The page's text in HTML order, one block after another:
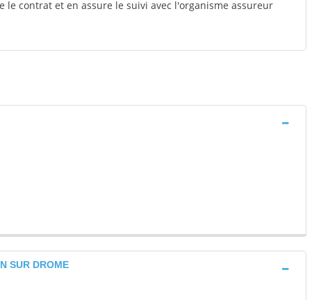
le contrat et en assure le suivi avec l'organisme assureur
SUR DROME